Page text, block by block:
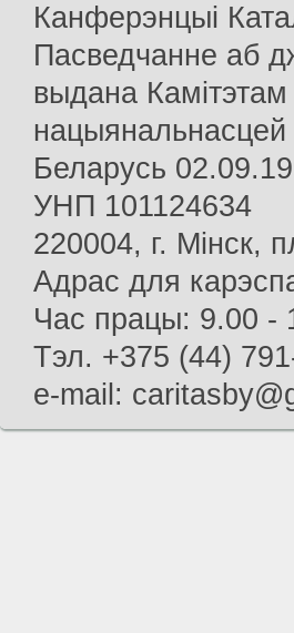
Канферэнцыі
Пасведчанне аб
выдана Камітэтам
нацыянальнасцей
Беларусь
УНП 101124634
220004, г. Мінск,
Адрас для
Час працы: 9.00 -
Тэл. +375 (44)
e-mail: